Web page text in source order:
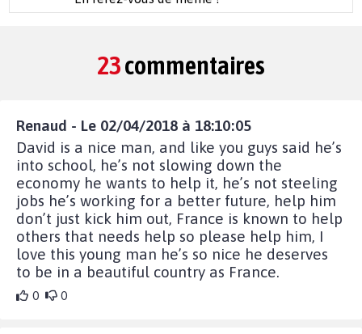
23commentaires
Renaud - Le 02/04/2018 à 18:10:05
David is a nice man, and like you guys said he’s
into school, he’s not slowing down the
economy he wants to help it, he’s not steeling
jobs he’s working for a better future, help him
don’t just kick him out, France is known to help
others that needs help so please help him, I
love this young man he’s so nice he deserves
to be in a beautiful country as France.
0 0